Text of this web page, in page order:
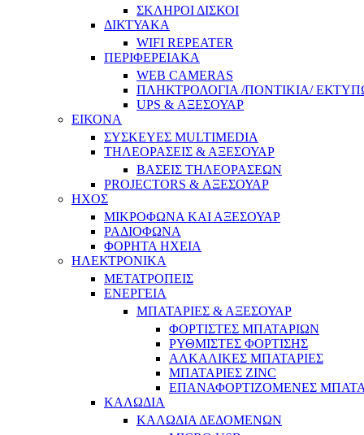
ΣΚΛΗΡΟΙ ΔΙΣΚΟΙ
ΔΙΚΤΥΑΚΑ
WIFI REPEATER
ΠΕΡΙΦΕΡΕΙΑΚΑ
WEB CAMERAS
ΠΛΗΚΤΡΟΛΟΓΙΑ /ΠΟΝΤΙΚΙΑ/
UPS & ΑΞΕΣΟΥΑΡ
ΕΙΚΟΝΑ
ΣΥΣΚΕΥΕΣ MULTIMEDIA
ΤΗΛΕΟΡΑΣΕΙΣ & ΑΞΕΣΟΥΑΡ
ΒΑΣΕΙΣ ΤΗΛΕΟΡΑΣΕΩΝ
PROJECTORS & ΑΞΕΣΟΥΑΡ
ΗΧΟΣ
ΜΙΚΡΟΦΩΝΑ ΚΑΙ ΑΞΕΣΟΥΑΡ
ΡΑΔΙΟΦΩΝΑ
ΦΟΡΗΤΑ ΗΧΕΙΑ
ΗΛΕΚΤΡΟΝΙΚΑ
ΜΕΤΑΤΡΟΠΕΙΣ
ΕΝΕΡΓΕΙΑ
ΜΠΑΤΑΡΙΕΣ & ΑΞΕΣΟΥΑΡ
ΦΟΡΤΙΣΤΕΣ ΜΠΑΤΑΡΙΩΝ
ΡΥΘΜΙΣΤΕΣ ΦΟΡΤΙΣΗΣ
ΑΛΚΑΛΙΚΕΣ ΜΠΑΤΑΡΙΕΣ
ΜΠΑΤΑΡΙΕΣ ZINC
ΕΠΑΝΑΦΟΡΤΙΖΟΜΕΝΕΣ
ΚΑΛΩΔΙΑ
ΚΑΛΩΔΙΑ ΔΕΔΟΜΕΝΩΝ